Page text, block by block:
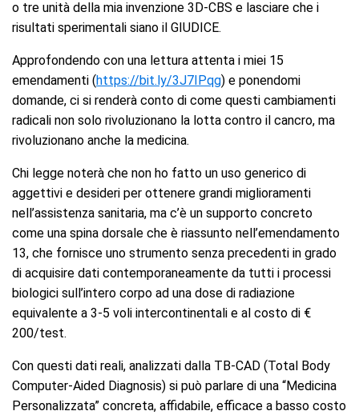
o tre unità della mia invenzione 3D-CBS e lasciare che i
risultati sperimentali siano il GIUDICE.
Approfondendo con una lettura attenta i miei 15
emendamenti (https://bit.ly/3J7IPqg) e ponendomi
domande, ci si renderà conto di come questi cambiamenti
radicali non solo rivoluzionano la lotta contro il cancro, ma
rivoluzionano anche la medicina.
Chi legge noterà che non ho fatto un uso generico di
aggettivi e desideri per ottenere grandi miglioramenti
nell’assistenza sanitaria, ma c’è un supporto concreto
come una spina dorsale che è riassunto nell’emendamento
13, che fornisce uno strumento senza precedenti in grado
di acquisire dati contemporaneamente da tutti i processi
biologici sull’intero corpo ad una dose di radiazione
equivalente a 3-5 voli intercontinentali e al costo di €
200/test.
Con questi dati reali, analizzati dalla TB-CAD (Total Body
Computer-Aided Diagnosis) si può parlare di una “Medicina
Personalizzata” concreta, affidabile, efficace a basso costo